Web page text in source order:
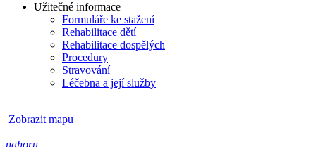
Užitečné informace
Formuláře ke stažení
Rehabilitace dětí
Rehabilitace dospělých
Procedury
Stravování
Léčebna a její služby
Zobrazit mapu